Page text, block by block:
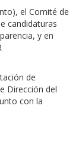
el Comité de
candidaturas
y en
de
Dirección del
con la